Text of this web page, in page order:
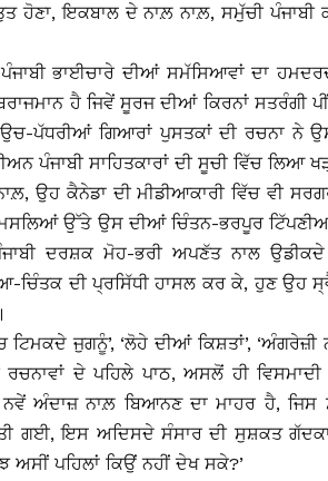
ਹੋਣਾ, ਇਕਬਾਲ ਦੇ ਨਾਲ਼ ਨਾਲ਼, ਸਮੁੱਚੀ ਪੰਜਾਬੀ
ਭਾਈਚਾਰੇ ਦੀਆਂ ਸਮੱਸਿਆਵਾਂ ਦਾ
ਹੈ ਜਿਵੇਂ ਸੂਰਜ ਦੀਆਂ ਕਿਰਨਾਂ ਸਤਰੰਗੀ
ਪੱਧਰੀਆਂ ਗਿਆਰਾਂ ਪੁਸਤਕਾਂ ਦੀ ਰਚਨਾ ਨੇ
ਪੰਜਾਬੀ ਸਾਹਿਤਕਾਰਾਂ ਦੀ ਸੂਚੀ ਵਿੱਚ ਲਿਆ
ਉਹ ਕੈਨੇਡਾ ਦੀ ਮੀਡੀਆਕਾਰੀ ਵਿੱਚ ਵੀ
ਮਸਲਿਆਂ ਉੱਤੇ ਉਸ ਦੀਆਂ ਚਿੰਤਨ-ਭਰਪੂਰ
ਦਰਸ਼ਕ ਮੋਹ-ਭਰੀ ਅਪਣੱਤ ਨਾਲ
ਚਿੰਤਕ ਦੀ ਪ੍ਰਸਿੱਧੀ ਹਾਸਲ ਕਰ ਕੇ, ਹੁਣ ਉਹ
ਜੁਗਨੂੰ’, ‘ਲੋਹੇ ਦੀਆਂ ਕਿਸ਼ਤਾਂ’, ‘ਅੰਗਰੇਜ਼ੀ
ਰਚਨਾਵਾਂ ਦੇ ਪਹਿਲੇ ਪਾਠ, ਅਸਲੋਂ ਹੀ
ਅੰਦਾਜ਼ ਨਾਲ਼ ਬਿਆਨਣ ਦਾ ਮਾਹਰ ਹੈ,
ਗਈ, ਇਸ ਅਦਿਸਦੇ ਸੰਸਾਰ ਦੀ ਸੁਸ਼ਕਤ
ਪਹਿਲਾਂ ਕਿਉਂ ਨਹੀਂ ਦੇਖ ਸਕੇ?’